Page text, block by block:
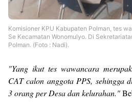
Komisioner KPU Kabupaten Polman, tes
Se Kecamatan Wonomulyo. Di
Polman. (Foto : Nadi).
"Yang ikut tes wawancara
CAT calon anggota PPS, sehingga
3 orang per Desa dan kelurahan."